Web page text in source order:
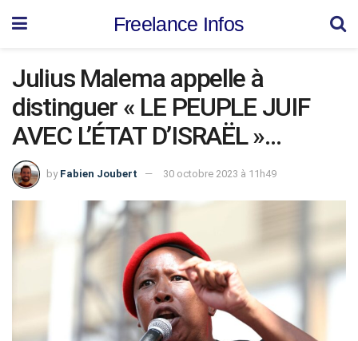
Freelance Infos
Julius Malema appelle à
distinguer « LE PEUPLE JUIF
AVEC L’ÉTAT D’ISRAËL »…
by Fabien Joubert 30 octobre 2023 à 11h49